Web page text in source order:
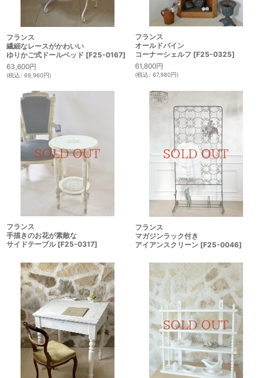
フランス
繊細なレースがかわいい
ゆりかご式ドールベッド [F25-0167]
63,600円
(税込: 69,960円)
フランス
オールドパイン
コーナーシェルフ [F25-0325]
61,800円
(税込: 67,980円)
フランス
手描きのお花が素敵な
サイドテーブル [F25-0317]
フランス
マガジンラック付き
アイアンスクリーン [F25-0046]